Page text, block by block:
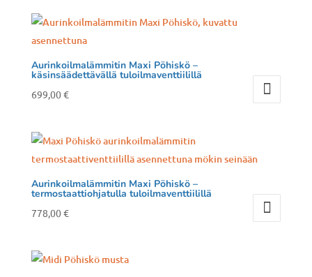
Aurinkoilmalämmitin Maxi Pöhiskö –
käsinsäädettävällä tuloilmaventtiilillä
699,00€
tuotteella
on
useampi
muunnelma.
tehdä
tuotteen
Aurinkoilmalämmitin Maxi Pöhiskö –
termostaattiohjatulla tuloilmaventtiilillä
778,00€
tuotteella